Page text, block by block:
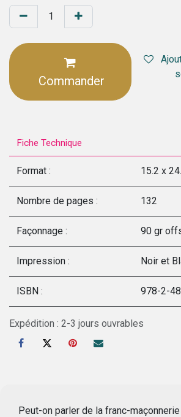
Commander
Fiche Technique
Format : 15.2 x
Nombre de pages : 132
Façonnage : 90 gr
Impression : Noir et
ISBN : 978-2-
Expédition : 2-3 jours ouvrables
Peut-on parler de la franc-